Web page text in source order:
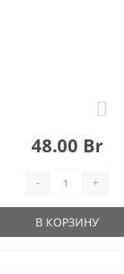
48.00 Br
- +
В КОРЗИНУ